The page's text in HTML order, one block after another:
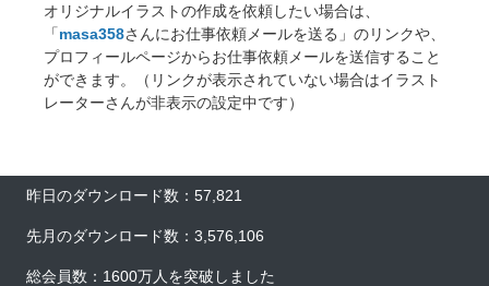
オリジナルイラストの作成を依頼したい場合は、
「masa358さんにお仕事依頼メールを送る」のリンクや、
プロフィールページからお仕事依頼メールを送信すること
ができます。（リンクが表示されていない場合はイラスト
レーターさんが非表示の設定中です）
昨日のダウンロード数：57,821
先月のダウンロード数：3,576,106
総会員数：1600万人を突破しました